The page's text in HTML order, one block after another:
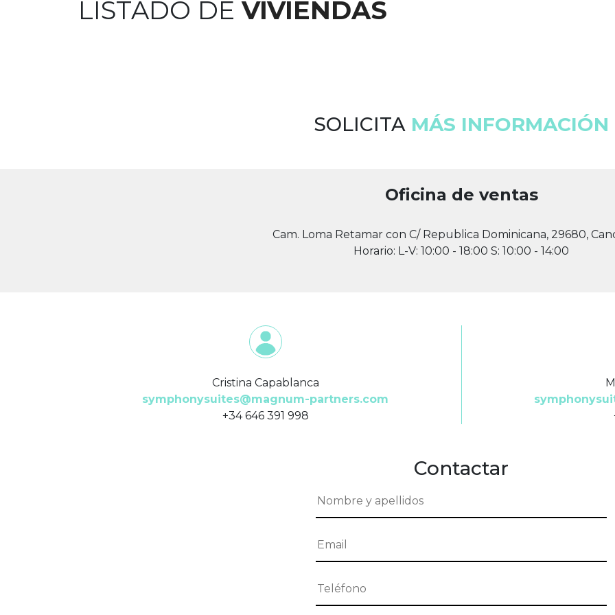
LISTADO DEVIVIENDAS
SOLICITA MÁS INFORMACIÓN
Oficina de ventas
Cam. Loma Retamar con C/ Republica Dominicana, 29680,
Horario: L-V: 10:00 - 18:00 S: 10:00 - 14:00
Cristina Capablanca
symphonysuites@magnum-partners.com
+34 646 391 998
Contactar